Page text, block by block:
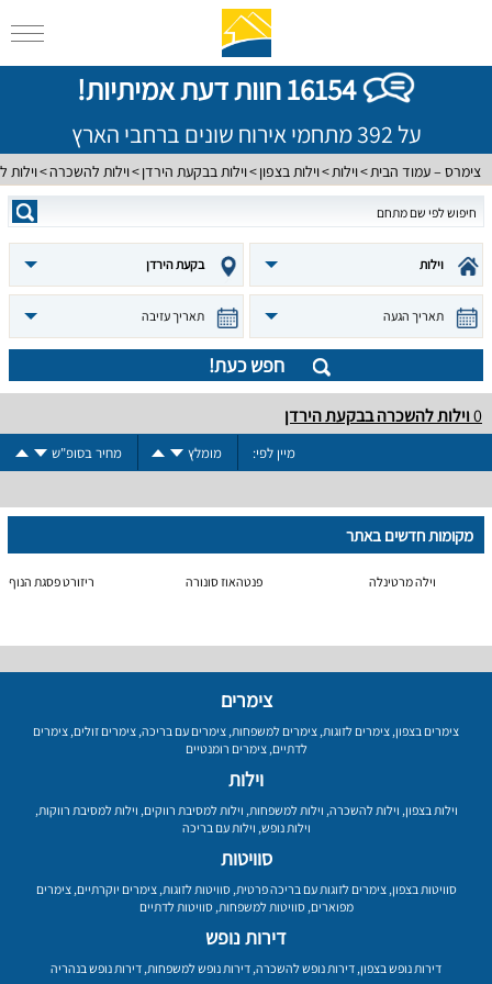
16154 חוות דעת אמיתיות!
על 392 מתחמי אירוח שונים ברחבי הארץ
צימרס – עמוד הבית וילות וילות בצפון וילות בבקעת הירדן וילות להשכרה
וילות בקעת הירדן
תאריך הגעה תאריך עזיבה
חפש כעת!
0וילות להשכרה בבקעת הירדן
מיין לפי: מומלץ מחיר בסופ"ש
מקומות חדשים באתר
וילה מרטינלה פנטהאוז סונורה ריזורט פסגת הנוף
צימרים
צימרים בצפון, צימרים לזוגות, צימרים למשפחות, צימרים עם בריכה, צימרים זולים, צימרים
לדתיים,צימרים רומנטיים
וילות
וילות בצפון, וילות להשכרה, וילות למשפחות, וילות למסיבת רווקים, וילות למסיבת רווקות,
וילות נופש, וילות עם בריכה
סוויטות
סוויטות בצפון,צימרים לזוגות עם בריכה פרטית,סוויטות לזוגות,צימרים יוקרתיים,צימרים
מפוארים,סוויטות למשפחות,סוויטות לדתיים
דירות נופש
דירות נופש בצפון, דירות נופש להשכרה, דירות נופש למשפחות, דירות נופש בנהריה